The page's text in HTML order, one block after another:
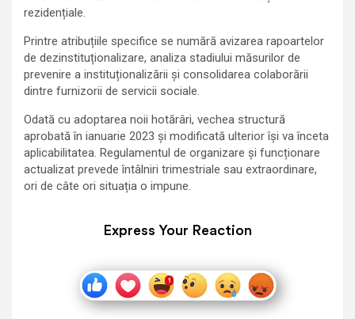
rezidențiale.
Printre atribuțiile specifice se numără avizarea rapoartelor
de dezinstituționalizare, analiza stadiului măsurilor de
prevenire a instituționalizării și consolidarea colaborării
dintre furnizorii de servicii sociale.
Odată cu adoptarea noii hotărâri, vechea structură
aprobată în ianuarie 2023 și modificată ulterior își va înceta
aplicabilitatea. Regulamentul de organizare și funcționare
actualizat prevede întâlniri trimestriale sau extraordinare,
ori de câte ori situația o impune.
Express Your Reaction